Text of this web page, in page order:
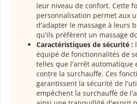
leur niveau de confort. Cette
personnalisation permet aux
d'adapter le massage à leurs
qu'ils préfèrent un massage
Caractéristiques de sécurité :
équipé de fonctionnalités de
telles que l'arrêt automatique
contre la surchauffe. Ces
garantissent la sécurité de
empêchent la surchauffe de